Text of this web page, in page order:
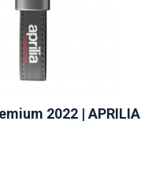
2022 | APRILIA